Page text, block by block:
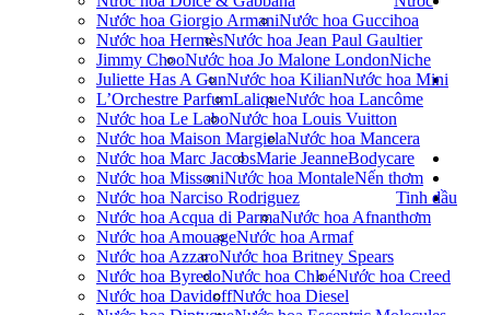
Nước hoa Giorgio ArmaniNước hoa Gucci
Nước hoa HermèsNước hoa Jean Paul Gaultier
Jimmy ChooNước hoa Jo Malone London
Juliette Has A GunNước hoa Kilian
L’Orchestre ParfumLaliqueNước hoa Lancôme
Nước hoa Le LaboNước hoa Louis Vuitton
Nước hoa Maison MargielaNước hoa Mancera
Nước hoa Marc JacobsMarie Jeanne
Nước hoa MissoniNước hoa Montale
Nước hoa Narciso Rodriguez
Nước hoa Acqua di ParmaNước hoa Afnan
Nước hoa AmouageNước hoa Armaf
Nước hoa AzzaroNước hoa Britney Spears
Nước hoa ByredoNước hoa ChloéNước hoa Creed
Nước hoa DavidoffNước hoa Diesel
hoa
Niche
Nước hoa Mini
Bodycare
Nến thơm
Tinh dầu
thơm